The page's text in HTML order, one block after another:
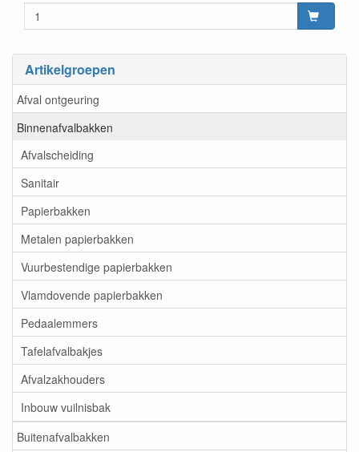
Artikelgroepen
Afval ontgeuring
Binnenafvalbakken
Afvalscheiding
Sanitair
Papierbakken
Metalen papierbakken
Vuurbestendige papierbakken
Vlamdovende papierbakken
Pedaalemmers
Tafelafvalbakjes
Afvalzakhouders
Inbouw vuilnisbak
Buitenafvalbakken